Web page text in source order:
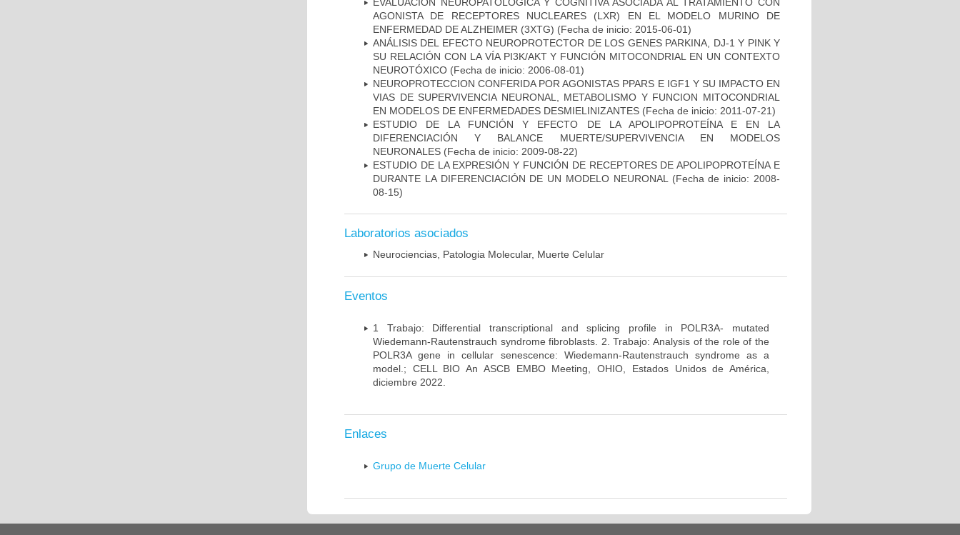
AGONISTA DE RECEPTORES NUCLEARES (LXR) EN EL MODELO MURINO DE
ENFERMEDAD DE ALZHEIMER (3XTG) (Fecha de inicio: 2015-06-01)
ANÁLISIS DEL EFECTO NEUROPROTECTOR DE LOS GENES PARKINA, DJ-1 Y PINK Y
SU RELACIÓN CON LA VÍA PI3K/AKT Y FUNCIÓN MITOCONDRIAL EN UN CONTEXTO
NEUROTÓXICO (Fecha de inicio: 2006-08-01)
NEUROPROTECCION CONFERIDA POR AGONISTAS PPARS E IGF1 Y SU IMPACTO EN
VIAS DE SUPERVIVENCIA NEURONAL, METABOLISMO Y FUNCION MITOCONDRIAL
EN MODELOS DE ENFERMEDADES DESMIELINIZANTES (Fecha de inicio: 2011-07-21)
ESTUDIO DE LA FUNCIÓN Y EFECTO DE LA APOLIPOPROTEÍNA E EN LA
DIFERENCIACIÓN Y BALANCE MUERTE/SUPERVIVENCIA EN MODELOS
NEURONALES (Fecha de inicio: 2009-08-22)
ESTUDIO DE LA EXPRESIÓN Y FUNCIÓN DE RECEPTORES DE APOLIPOPROTEÍNA E
DURANTE LA DIFERENCIACIÓN DE UN MODELO NEURONAL
(Fecha de inicio: 2008-
08-15)
Laboratorios asociados
Neurociencias, Patologia Molecular, Muerte Celular
Eventos
1 Trabajo: Differential transcriptional and splicing profile in POLR3A- mutated
Wiedemann-Rautenstrauch syndrome fibroblasts. 2. Trabajo: Analysis of the role of the
POLR3A gene in cellular senescence: Wiedemann-Rautenstrauch syndrome as a
model.; CELL BIO An ASCB EMBO Meeting, OHIO, Estados Unidos de América,
diciembre 2022.
Enlaces
Grupo de Muerte Celular